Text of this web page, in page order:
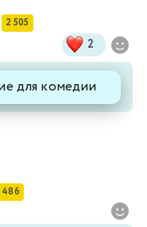
2 505
2
для комедии
486